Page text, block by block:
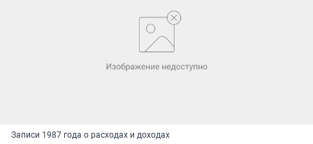
Записи 1987 года о расходах и доходах